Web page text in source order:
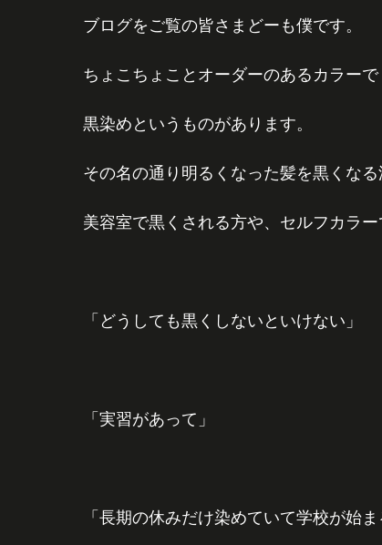
ブログをご覧の皆さまどーも僕です。
ちょこちょことオーダーのあるカラーで
黒染めというものがあります。
その名の通り明るくなった髪を黒くな
美容室で黒くされる方や、セルフカラ
「どうしても黒くしないといけない」
「実習があって」
「長期の休みだけ染めていて学校が始ま